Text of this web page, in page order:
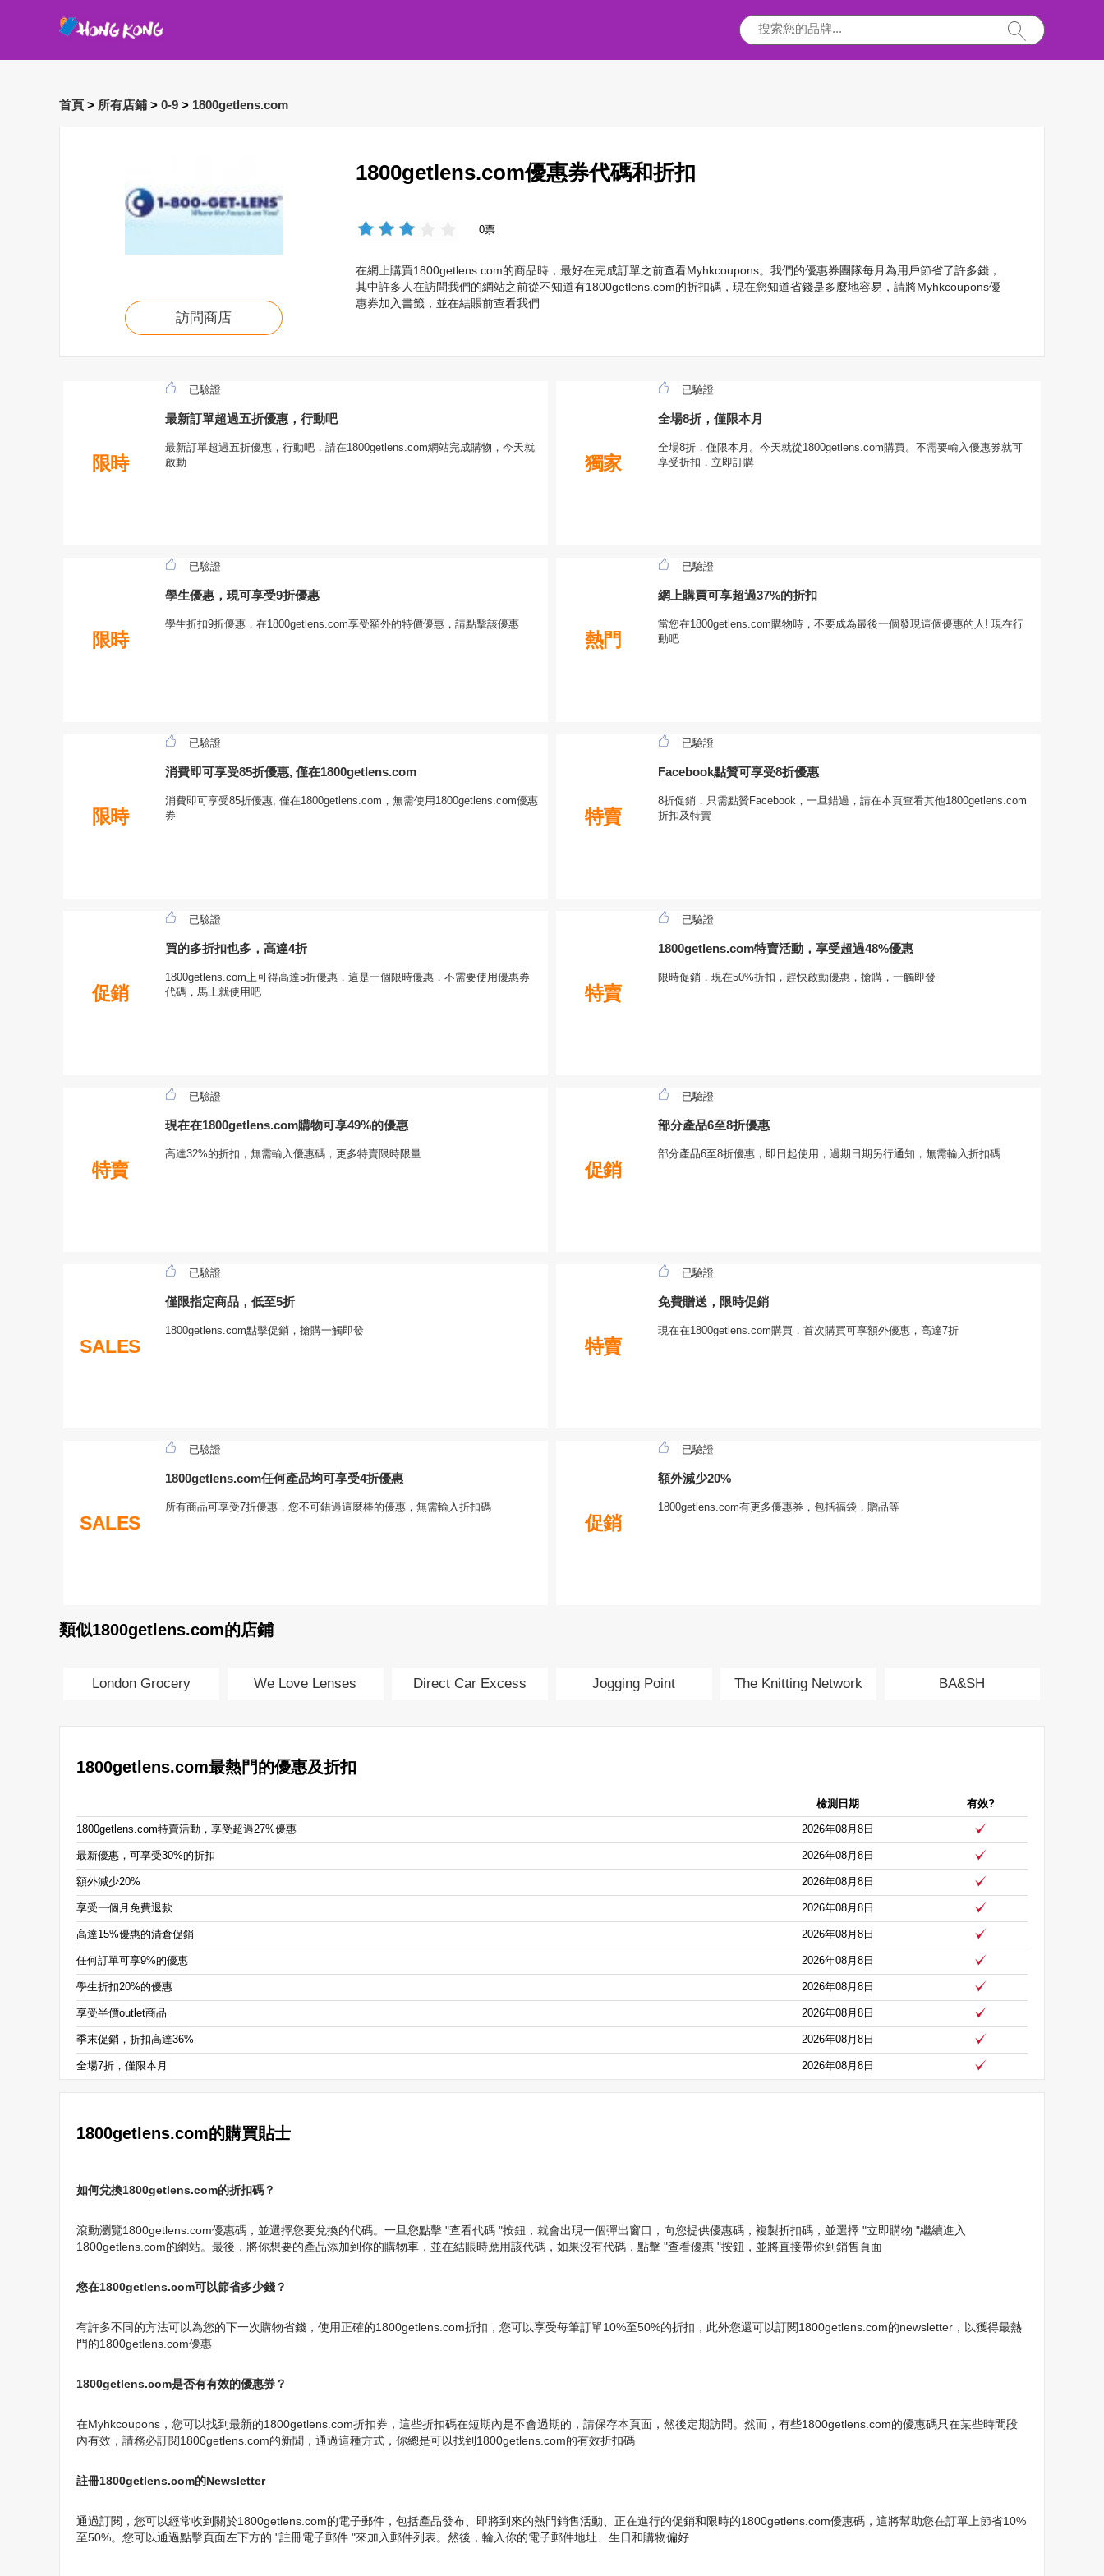
首頁 > 所有店鋪 > 0-9 > 1800getlens.com
訪問商店
1800getlens.com優惠券代碼和折扣
0票
在網上購買1800getlens.com的商品時，最好在完成訂單之前查看Myhkcoupons。我們的優惠券團隊每月為用戶節省了許多錢，
其中許多人在訪問我們的網站之前從不知道有1800getlens.com的折扣碼，現在您知道省錢是多麼地容易，請將Myhkcoupons優
惠券加入書籤，並在結賬前查看我們
限時
已驗證
最新訂單超過五折優惠，行動吧
最新訂單超過五折優惠，行動吧，請在1800getlens.com網站完成購物，今天就
啟動
獨家
已驗證
全場8折，僅限本月
全場8折，僅限本月。今天就從1800getlens.com購買。不需要輸入優惠券就可
享受折扣，立即訂購
限時
已驗證
學生優惠，現可享受9折優惠
學生折扣9折優惠，在1800getlens.com享受額外的特價優惠，請點擊該優惠
熱門
已驗證
網上購買可享超過37%的折扣
當您在1800getlens.com購物時，不要成為最後一個發現這個優惠的人! 現在行
動吧
限時
已驗證
消費即可享受85折優惠, 僅在1800getlens.com
消費即可享受85折優惠, 僅在1800getlens.com，無需使用1800getlens.com優惠
券
特賣
已驗證
Facebook點贊可享受8折優惠
8折促銷，只需點贊Facebook，一旦錯過，請在本頁查看其他1800getlens.com
折扣及特賣
促銷
已驗證
買的多折扣也多，高達4折
1800getlens.com上可得高達5折優惠，這是一個限時優惠，不需要使用優惠券
代碼，馬上就使用吧
特賣
已驗證
1800getlens.com特賣活動，享受超過48%優惠
限時促銷，現在50%折扣，趕快啟動優惠，搶購，一觸即發
特賣
已驗證
現在在1800getlens.com購物可享49%的優惠
高達32%的折扣，無需輸入優惠碼，更多特賣限時限量
促銷
已驗證
部分產品6至8折優惠
部分產品6至8折優惠，即日起使用，過期日期另行通知，無需輸入折扣碼
SALES
已驗證
僅限指定商品，低至5折
1800getlens.com點擊促銷，搶購一觸即發
特賣
已驗證
免費贈送，限時促銷
現在在1800getlens.com購買，首次購買可享額外優惠，高達7折
SALES
已驗證
1800getlens.com任何產品均可享受4折優惠
所有商品可享受7折優惠，您不可錯過這麼棒的優惠，無需輸入折扣碼
促銷
已驗證
額外減少20%
1800getlens.com有更多優惠券，包括福袋，贈品等
類似1800getlens.com的店鋪
London Grocery We Love Lenses Direct Car Excess Jogging Point The Knitting Network BA&SH
1800getlens.com最熱門的優惠及折扣
檢測日期 有效?
1800getlens.com特賣活動，享受超過27%優惠 2026年08月8日
最新優惠，可享受30%的折扣 2026年08月8日
額外減少20% 2026年08月8日
享受一個月免費退款 2026年08月8日
高達15%優惠的清倉促銷 2026年08月8日
任何訂單可享9%的優惠 2026年08月8日
學生折扣20%的優惠 2026年08月8日
享受半價outlet商品 2026年08月8日
季末促銷，折扣高達36% 2026年08月8日
全場7折，僅限本月 2026年08月8日
1800getlens.com的購買貼士
如何兌換1800getlens.com的折扣碼？
滾動瀏覽1800getlens.com優惠碼，並選擇您要兌換的代碼。一旦您點擊 "查看代碼 "按鈕，就會出現一個彈出窗口，向您提供優惠碼，複製折扣碼，並選擇 "立即購物 "繼續進入
1800getlens.com的網站。最後，將你想要的產品添加到你的購物車，並在結賬時應用該代碼，如果沒有代碼，點擊 "查看優惠 "按鈕，並將直接帶你到銷售頁面
您在1800getlens.com可以節省多少錢？
有許多不同的方法可以為您的下一次購物省錢，使用正確的1800getlens.com折扣，您可以享受每筆訂單10%至50%的折扣，此外您還可以訂閱1800getlens.com的newsletter，以獲得最熱
門的1800getlens.com優惠
1800getlens.com是否有有效的優惠券？
在Myhkcoupons，您可以找到最新的1800getlens.com折扣券，這些折扣碼在短期內是不會過期的，請保存本頁面，然後定期訪問。然而，有些1800getlens.com的優惠碼只在某些時間段
內有效，請務必訂閱1800getlens.com的新聞，通過這種方式，你總是可以找到1800getlens.com的有效折扣碼
註冊1800getlens.com的Newsletter
通過訂閱，您可以經常收到關於1800getlens.com的電子郵件，包括產品發布、即將到來的熱門銷售活動、正在進行的促銷和限時的1800getlens.com優惠碼，這將幫助您在訂單上節省10%
至50%。您可以通過點擊頁面左下方的 "註冊電子郵件 "來加入郵件列表。然後，輸入你的電子郵件地址、生日和購物偏好